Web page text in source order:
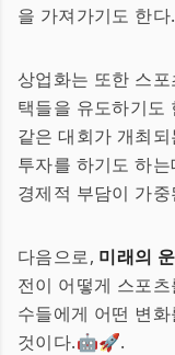
을 가져가기도 한다.
상업화는 또한 스
택들을 유도하기도
같은 대회가 개최
투자를 하기도 하
경제적 부담이 가
다음으로, 미래의
전이 어떻게 스포
수들에게 어떤 변
것이다.🤖🚀.